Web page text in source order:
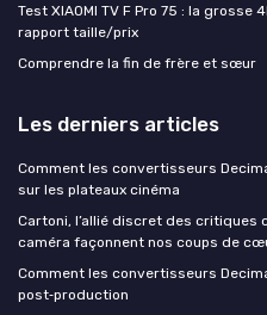
Test XIAOMI TV F Pro 75 : la grosse
rapport taille/prix
Comprendre la fin de frère et sœur
Les derniers articles
Comment les convertisseurs
sur les plateaux cinéma
Cartoni, l’allié discret des critiques
caméra façonnent nos coups de
Comment les convertisseurs
post‑production